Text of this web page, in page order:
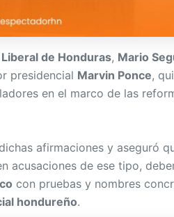
de Honduras, Mario
presidencial Marvin Ponce,
en el marco de las
afirmaciones y aseguró
acusaciones de ese tipo,
con pruebas y nombres
hondureño.